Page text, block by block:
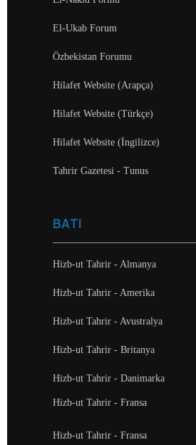
El-Ukab Forum
Özbekistan Forumu
Hilafet Website (Arapça)
Hilafet Website (Türkçe)
Hilafet Website (İngilizce)
Tahrir Gazetesi - Tunus
BATI
Hizb-ut Tahrir - Almanya
Hizb-ut Tahrir - Amerika
Hizb-ut Tahrir - Avustralya
Hizb-ut Tahrir - Britanya
Hizb-ut Tahrir - Danimarka
Hizb-ut Tahrir - Fransa
Hizb-ut Tahrir - Fransa